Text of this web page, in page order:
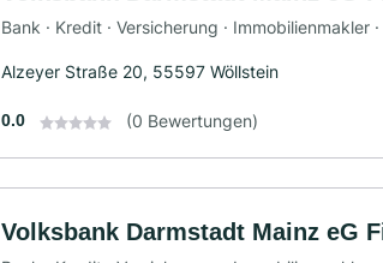
Bank · Kredit · Versicherung · Immobilienmakler
Alzeyer Straße 20, 55597 Wöllstein
0.0 (0 Bewertungen)
Volksbank Darmstadt Mainz eG